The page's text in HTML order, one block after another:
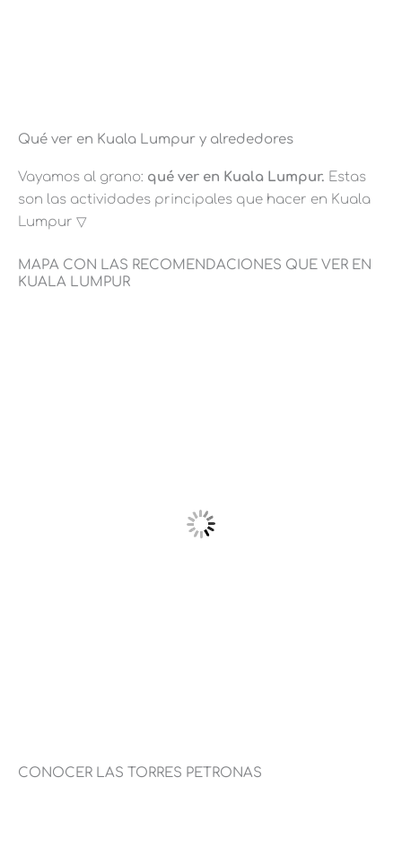
Qué ver en Kuala Lumpur y alrededores
Vayamos al grano: qué ver en Kuala Lumpur. Estas
son las actividades principales que hacer en Kuala
Lumpur ▽
MAPA CON LAS RECOMENDACIONES QUE VER EN
KUALA LUMPUR
CONOCER LAS TORRES PETRONAS